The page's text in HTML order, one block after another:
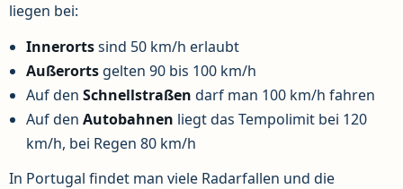
liegen bei:
Innerortssind 50 km/h erlaubt
Außerorts gelten 90 bis 100 km/h
Auf denSchnellstraßen darf man 100 km/h fahren
Auf denAutobahnen liegt das Tempolimit bei 120
km/h, bei Regen 80 km/h
In Portugal findet man viele Radarfallen und die